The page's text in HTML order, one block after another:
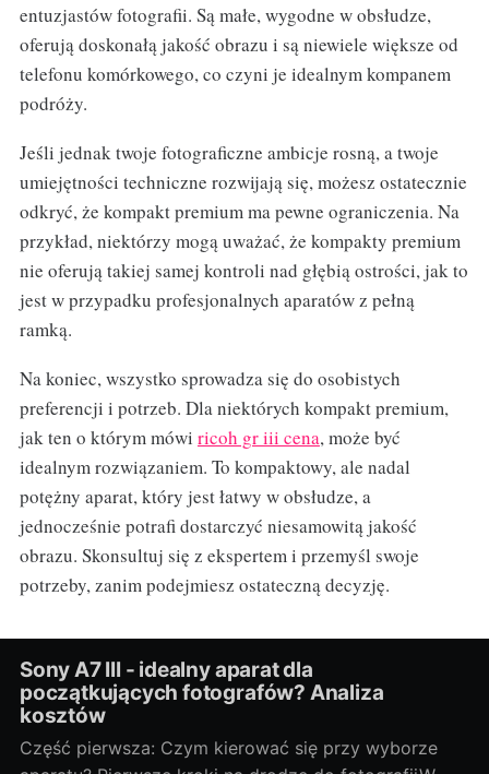
entuzjastów fotografii. Są małe, wygodne w obsłudze,
oferują doskonałą jakość obrazu i są niewiele większe od
telefonu komórkowego, co czyni je idealnym kompanem
podróży.
Jeśli jednak twoje fotograficzne ambicje rosną, a twoje
umiejętności techniczne rozwijają się, możesz ostatecznie
odkryć, że kompakt premium ma pewne ograniczenia. Na
przykład, niektórzy mogą uważać, że kompakty premium
nie oferują takiej samej kontroli nad głębią ostrości, jak to
jest w przypadku profesjonalnych aparatów z pełną
ramką.
Na koniec, wszystko sprowadza się do osobistych
preferencji i potrzeb. Dla niektórych kompakt premium,
jak ten o którym mówi ricoh gr iii cena, może być
idealnym rozwiązaniem. To kompaktowy, ale nadal
potężny aparat, który jest łatwy w obsłudze, a
jednocześnie potrafi dostarczyć niesamowitą jakość
obrazu. Skonsultuj się z ekspertem i przemyśl swoje
potrzeby, zanim podejmiesz ostateczną decyzję.
Sony A7 III - idealny aparat dla
początkujących fotografów? Analiza
kosztów
Część pierwsza: Czym kierować się przy wyborze